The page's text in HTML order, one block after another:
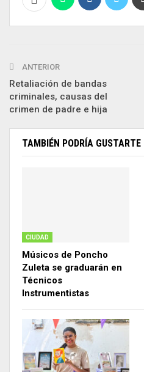
ANTERIOR
Retaliación de bandas
criminales, causas del
crimen de padre e hija
TAMBIÉN PODRÍA GUSTARTE
CIUDAD
Músicos de Poncho
Zuleta se graduarán en
Técnicos
Instrumentistas